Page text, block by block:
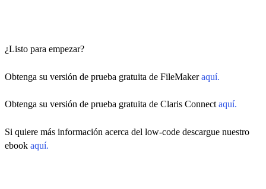
¿Listo para empezar?
Obtenga su versión de prueba gratuita de FileMakeraquí.
Obtenga su versión de prueba gratuita de Claris Connect aquí.
Si quiere más información acerca del low-code descargue nuestro
ebook aquí.